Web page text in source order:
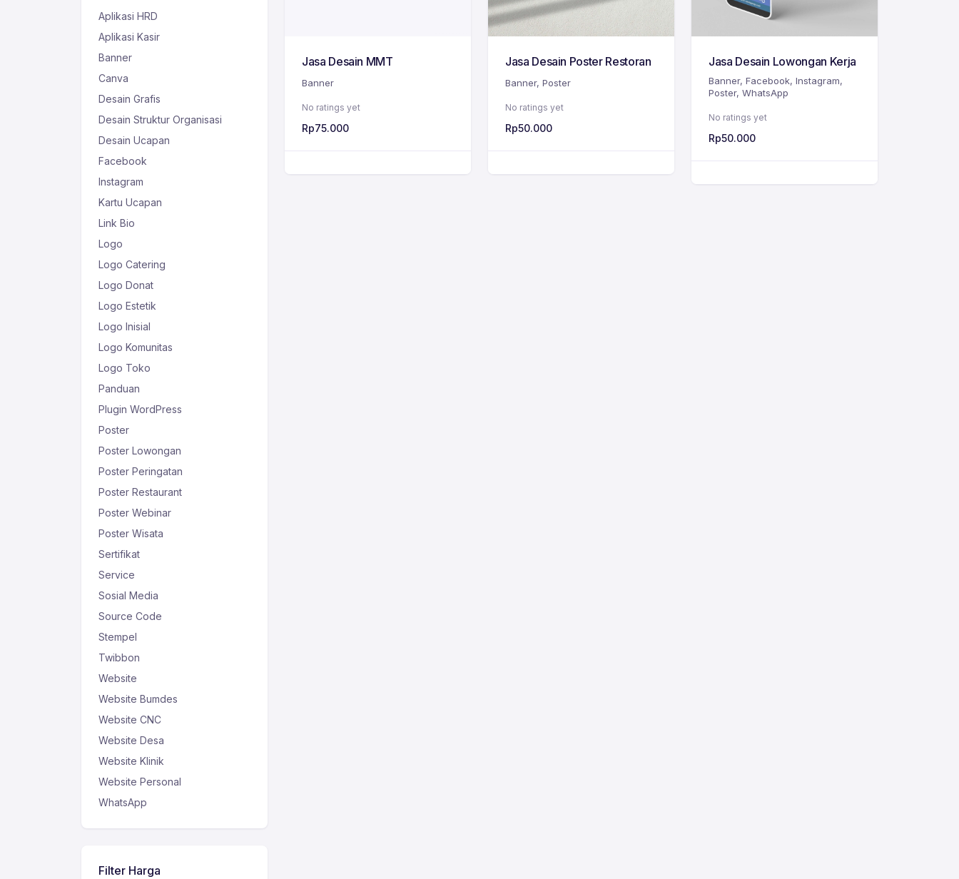
Jasa Desain MMT
Banner
No ratings yet
Rp75.000
Jasa Desain Poster Restoran
Banner, Poster
No ratings yet
Rp50.000
Jasa Desain Lowongan Kerja
Banner, Facebook, Instagram,
Poster, WhatsApp
No ratings yet
Rp50.000
Aplikasi HRD
Aplikasi Kasir
Banner
Canva
Desain Grafis
Desain Struktur Organisasi
Desain Ucapan
Facebook
Instagram
Kartu Ucapan
Link Bio
Logo
Logo Catering
Logo Donat
Logo Estetik
Logo Inisial
Logo Komunitas
Logo Toko
Panduan
Plugin WordPress
Poster
Poster Lowongan
Poster Peringatan
Poster Restaurant
Poster Webinar
Poster Wisata
Sertifikat
Service
Sosial Media
Source Code
Stempel
Twibbon
Website
Website Bumdes
Website CNC
Website Desa
Website Klinik
Website Personal
WhatsApp
Filter Harga